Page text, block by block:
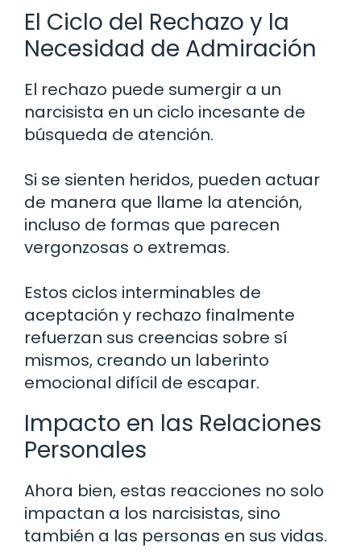
El Ciclo del Rechazo y la
Necesidad de Admiración
El rechazo puede sumergir a un
narcisista en un ciclo incesante de
búsqueda de atención.
Si se sienten heridos, pueden actuar
de manera que llame la atención,
incluso de formas que parecen
vergonzosas o extremas.
Estos ciclos interminables de
aceptación y rechazo finalmente
refuerzan sus creencias sobre sí
mismos, creando un laberinto
emocional difícil de escapar.
Impacto en las Relaciones
Personales
Ahora bien, estas reacciones no solo
impactan a los narcisistas, sino
también a las personas en sus vidas.